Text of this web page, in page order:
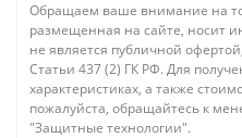
Обращаем ваше внимание на
размещенная на сайте, носит
не является публичной
Статьи 437 (2) ГК РФ. Для
характеристиках, а также
пожалуйста, обращайтесь к
"Защитные технологии".